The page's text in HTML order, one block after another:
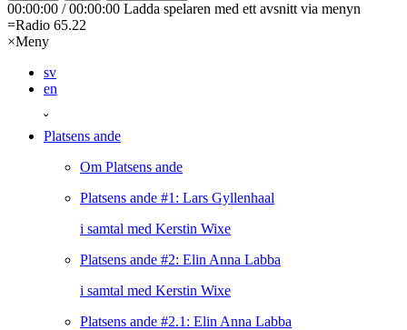
00:00:00 /00:00:00 Ladda spelaren med ett avsnitt via menyn
=Radio 65.22
×Meny
sv
en
ˇ
Platsens ande
Om Platsens ande
Platsens ande #1: Lars Gyllenhaal
i samtal med Kerstin Wixe
Platsens ande #2: Elin Anna Labba
i samtal med Kerstin Wixe
Platsens ande #2.1: Elin Anna Labba